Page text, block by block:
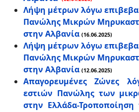
Λήψη μέτρων λόγω
Πανώλης Μικρών
στην Αλβανία (16.06.2025)
Λήψη μέτρων λόγω
Πανώλης Μικρών
στην Αλβανία (12.06.2025)
Απαγορευμένες Ζώνες
εστιών Πανώλης των
στην Ελλάδα-